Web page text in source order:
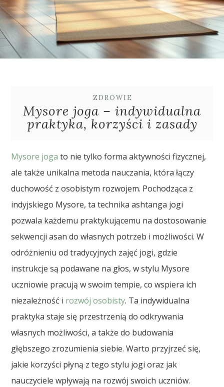
ZDROWIE
Mysore joga – indywidualna
praktyka, korzyści i zasady
Mysore joga to nie tylko forma aktywności fizycznej,
ale także unikalna metoda nauczania, która łączy
duchowość z osobistym rozwojem. Pochodząca z
indyjskiego Mysore, ta technika ashtanga jogi
pozwala każdemu praktykującemu na dostosowanie
sekwencji asan do własnych potrzeb i możliwości. W
odróżnieniu od tradycyjnych zajęć jogi, gdzie
instrukcje są podawane na głos, w stylu Mysore
uczniowie pracują w swoim tempie, co wspiera ich
niezależność i rozwój osobisty. Ta indywidualna
praktyka staje się przestrzenią do odkrywania
własnych możliwości, a także do budowania
głębszego zrozumienia siebie. Warto przyjrzeć się,
jakie korzyści płyną z tego stylu jogi oraz jak
nauczyciele wpływają na rozwój swoich uczniów.